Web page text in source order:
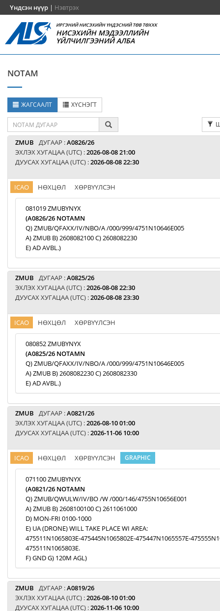
Үндсэн нүүр | Нэвтрэх
ИРГЭНИЙ НИСЭХИЙН ҮНДЭСНИЙ ТӨВ ТӨХХК
НИСЭХИЙН МЭДЭЭЛЛИЙН
ҮЙЛЧИЛГЭЭНИЙ АЛБА
NOTAM
ЖАГСААЛТ ХҮСНЭГТ
ZMUB ДУГААР :A0826/26
ЭХЛЭХ ХУГАЦАА (UTC) :2026-08-08 21:00
ДУУСАХ ХУГАЦАА (UTC) :2026-08-08 22:30
ICAO НӨХЦӨЛ ХӨРВҮҮЛСЭН
081019 ZMUBYNYX
(A0826/26 NOTAMN
Q) ZMUB/QFAXX/IV/NBO/A /000/999/4751N10646E005
A) ZMUB B) 2608082100 C) 2608082230
E) AD AVBL.)
ZMUB ДУГААР :A0825/26
ЭХЛЭХ ХУГАЦАА (UTC) :2026-08-08 22:30
ДУУСАХ ХУГАЦАА (UTC) :2026-08-08 23:30
ICAO НӨХЦӨЛ ХӨРВҮҮЛСЭН
080852 ZMUBYNYX
(A0825/26 NOTAMN
Q) ZMUB/QFAXX/IV/NBO/A /000/999/4751N10646E005
A) ZMUB B) 2608082230 C) 2608082330
E) AD AVBL.)
ZMUB ДУГААР :A0821/26
ЭХЛЭХ ХУГАЦАА (UTC) :2026-08-10 01:00
ДУУСАХ ХУГАЦАА (UTC) :2026-11-06 10:00
ICAO НӨХЦӨЛ ХӨРВҮҮЛСЭН GRAPHIC
071100 ZMUBYNYX
(A0821/26 NOTAMN
Q) ZMUB/QWULW/IV/BO /W /000/146/4755N10656E001
A) ZMUB B) 2608100100 C) 2611061000
D) MON-FRI 0100-1000
E) UA (DRONE) WILL TAKE PLACE WI AREA:
475511N1065803E-475445N1065802E-475447N1065557E-
475511N1065803E.
F) GND G) 120M AGL)
ZMUB ДУГААР :A0819/26
ЭХЛЭХ ХУГАЦАА (UTC) :2026-08-10 01:00
ДУУСАХ ХУГАЦАА (UTC) :2026-11-06 10:00